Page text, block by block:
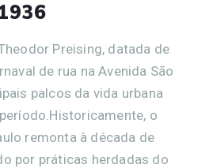
Preising, datada de
de rua na Avenida São
palcos da vida urbana
o
remonta à década de
por práticas herdadas do